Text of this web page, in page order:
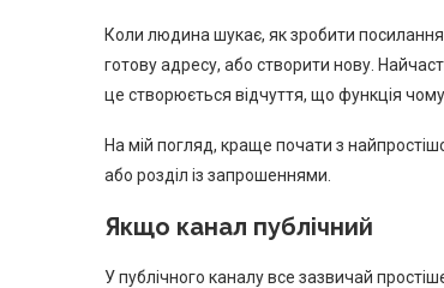
Коли людина шукає, як зробити
готову адресу, або створити нову.
це створюється відчуття, що функція
На мій погляд, краще почати з
або розділ із запрошеннями.
Якщо канал публічний
У публічного каналу все зазвичай